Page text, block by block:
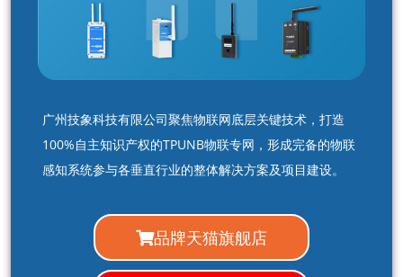
广州技象科技有限公司聚焦物联网底层关键技术，打造
100%自主知识产权的TPUNB物联专网，形成完备的物联
感知系统参与各垂直行业的整体解决方案及项目建设。
品牌天猫旗舰店